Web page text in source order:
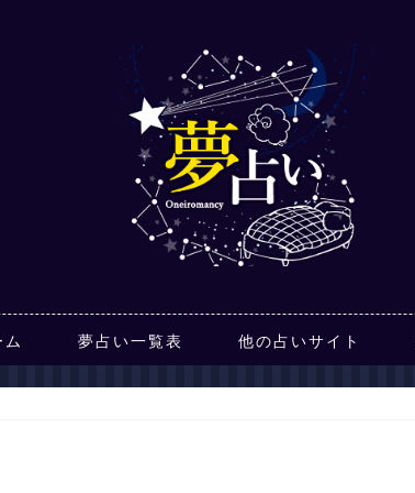
ム 夢占い一覧表 他の占いサイト